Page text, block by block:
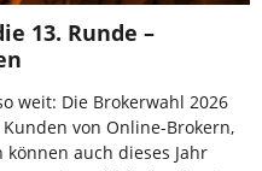
13. Runde –
weit: Die Brokerwahl 2026
von Online-Brokern,
auch dieses Jahr